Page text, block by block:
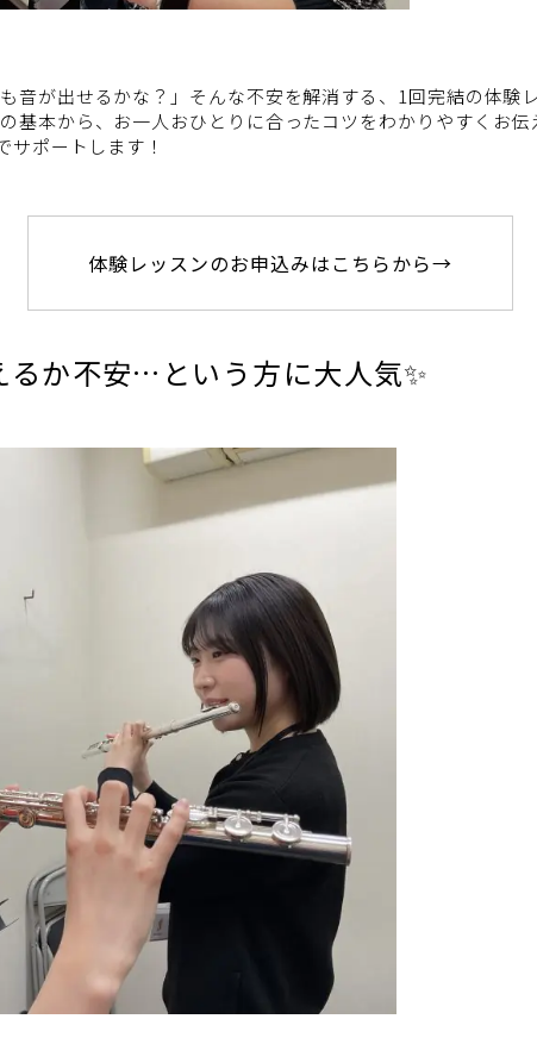
音が出せるかな？」そんな不安を解消する、1回完結の体験
基本から、お一人おひとりに合ったコツをわかりやすくお伝
ポートします！
体験レッスンのお申込みはこちらから→
か不安…という方に大人気✨